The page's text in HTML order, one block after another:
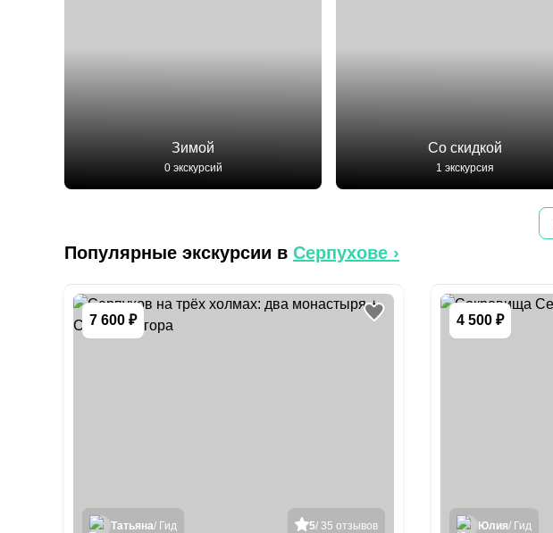
Зимой
0 экскурсий
Со скидкой
1 экскурсия
Популярные экскурсии в Серпухове ›
7 600 ₽
5/ 35 отзывов
Татьяна/ Гид
4 500 ₽
Юлия/ Гид